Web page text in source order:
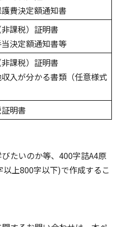
護費決定額通知書
非課税）証明書
当決定額通知書等
非課税）証明書
収入が分かる書類（任意様式
証明書
たいのか等、400字詰A4原
上800字以下)で作成するこ